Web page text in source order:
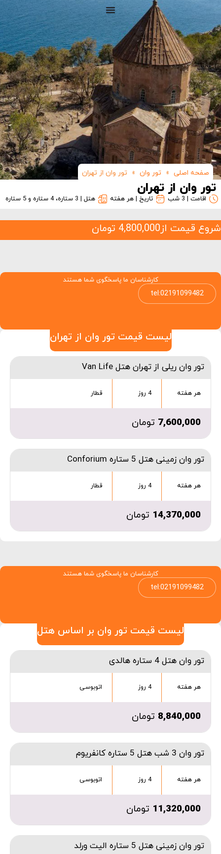
صفحه اصلی » تور وان » تور وان از تهران
تور وان از تهران
اقامت | 3 شب تاریخ | هر هفته هتل | 3 ستاره، 4 ستاره و 5 ستاره
شروع قیمت از4,800,000 تومان
کارشناسان ما پاسخگوی شما هستند
tel:02191099482
لیست قیمت تور وان از تهران
تور وان ریلی از تهران هتل Van Life
هر هفته 4 روز قطار
7,600,000 تومان
تور وان زمینی هتل 5 ستاره Conforium
هر هفته 4 روز قطار
14,370,000 تومان
کارشناسان ما پاسخگوی شما هستند
tel:02191099482
لیست قیمت تور وان بر اساس هتل
تور وان هتل 4 ستاره هالدی
هر هفته 4 روز اتوبوسی
8,840,000 تومان
تور وان 3 شب هتل 5 ستاره کانفریوم
هر هفته 4 روز اتوبوسی
11,320,000 تومان
تور وان زمینی هتل 5 ستاره الیت ورلد